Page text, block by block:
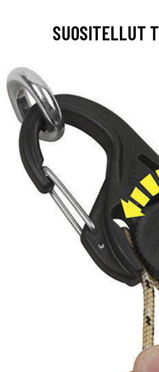
SUOSITELLUT